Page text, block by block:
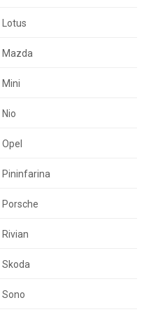
Lotus
Mazda
Mini
Nio
Opel
Pininfarina
Porsche
Rivian
Skoda
Sono